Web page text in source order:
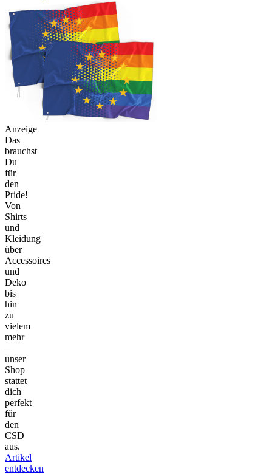
Anzeige
Das
brauchst
Du
für
den
Pride!
Von
Shirts
und
Kleidung
über
Accessoires
und
Deko
bis
hin
zu
vielem
mehr
–
unser
Shop
stattet
dich
perfekt
für
den
CSD
aus.
Artikel
entdecken